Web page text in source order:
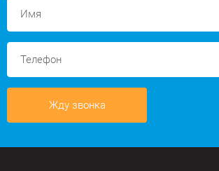
Жду звонка